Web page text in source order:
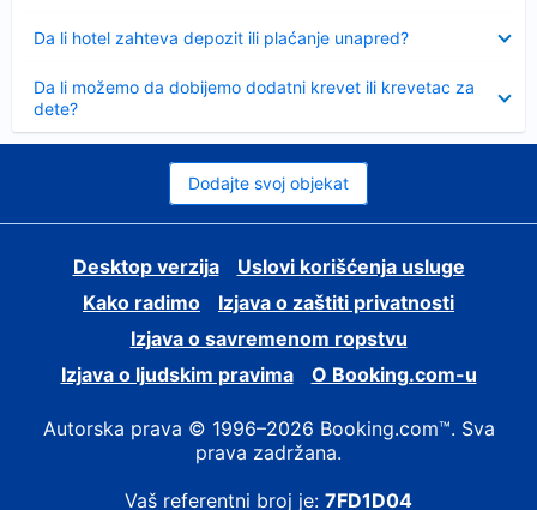
Da li hotel zahteva depozit ili plaćanje unapred?
Da li možemo da dobijemo dodatni krevet ili krevetac za
dete?
Dodajte svoj objekat
Desktop verzija
Uslovi korišćenja usluge
Kako radimo
Izjava o zaštiti privatnosti
Izjava o savremenom ropstvu
Izjava o ljudskim pravima
О Booking.com-u
Autorska prava © 1996–2026 Booking.com™. Sva
prava zadržana.
Vaš referentni broj je: 7FD1D04